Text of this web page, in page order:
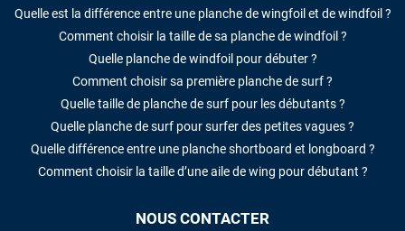
Quelle est la différence entre une planche de wingfoil et de windfoil ?
Comment choisir la taille de sa planche de windfoil ?
Quelle planche de windfoil pour débuter ?
Comment choisir sa première planche de surf ?
Quelle taille de planche de surf pour les débutants ?
Quelle planche de surf pour surfer des petites vagues ?
Quelle différence entre une planche shortboard et longboard ?
Comment choisir la taille d’une aile de wing pour débutant ?
NOUS CONTACTER